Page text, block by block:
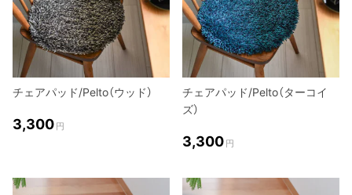
チェアパッド/Pelto（ウッド）
3,300 円
チェアパッド/Pelto（ターコイ
ズ）
3,300 円